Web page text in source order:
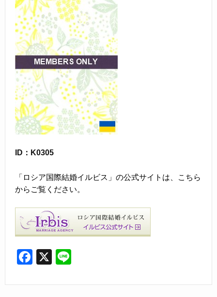
ID：K0305
「ロシア国際結婚イルビス」の公式サイトは、こちら
からご覧ください。
F
c
X
e